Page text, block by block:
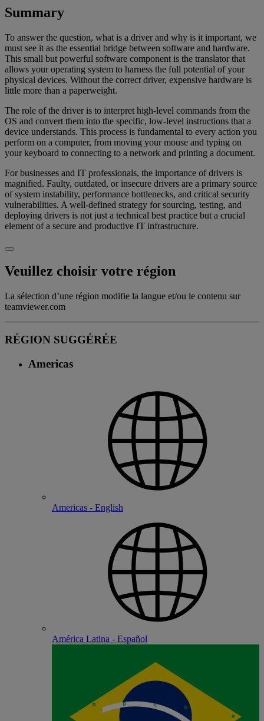
Summary
To answer the question, what is a driver and why is it important, we
must see it as the essential bridge between software and hardware.
This small but powerful software component is the translator that
allows your operating system to harness the full potential of your
physical devices. Without the correct driver, expensive hardware is
little more than a paperweight.
The role of the driver is to interpret high-level commands from the
OS and convert them into the specific, low-level instructions that a
device understands. This process is fundamental to every action you
perform on a computer, from moving your mouse and typing on
your keyboard to connecting to a network and printing a document.
For businesses and IT professionals, the importance of drivers is
magnified. Faulty, outdated, or insecure drivers are a primary source
of system instability, performance bottlenecks, and critical security
vulnerabilities. A well-defined strategy for sourcing, testing, and
deploying drivers is not just a technical best practice but a crucial
element of a secure and productive IT infrastructure.
Veuillez choisir votre région
La sélection d’une région modifie la langue et/ou le contenu sur
teamviewer.com
RÉGION SUGGÉRÉE
Americas
Americas - English
América Latina - Español